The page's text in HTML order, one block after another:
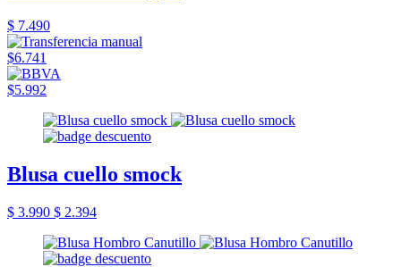
$ 7.490
$6.741
$5.992
Blusa cuello smock
$ 3.990 $ 2.394